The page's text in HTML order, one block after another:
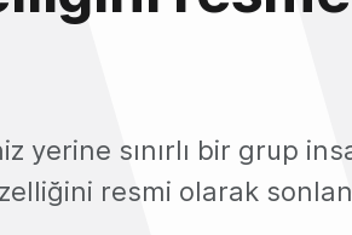
yerine sınırlı bir grup
resmi olarak